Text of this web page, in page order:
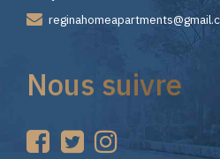
Pas
sur
pour
vos
Nous suivre